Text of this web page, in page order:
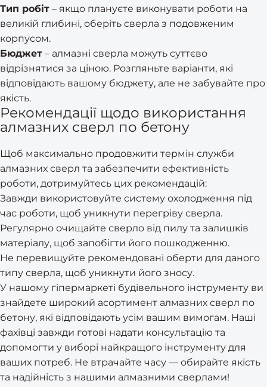
Тип робіт – якщо плануєте виконувати роботи на
великій глибині, оберіть сверла з подовженим
корпусом.
Бюджет – алмазні сверла можуть суттєво
відрізнятися за ціною. Розгляньте варіанти, які
відповідають вашому бюджету, але не забувайте про
якість.
Рекомендації щодо використання
алмазних сверл по бетону
Щоб максимально продовжити термін служби
алмазних сверл та забезпечити ефективність
роботи, дотримуйтесь цих рекомендацій:
Завжди використовуйте систему охолодження під
час роботи, щоб уникнути перегріву сверла.
Регулярно очищайте сверло від пилу та залишків
матеріалу, щоб запобігти його пошкодженню.
Не перевищуйте рекомендовані оберти для даного
типу сверла, щоб уникнути його зносу.
У нашому гіпермаркеті будівельного інструменту ви
знайдете широкий асортимент алмазних сверл по
бетону, які відповідають усім вашим вимогам. Наші
фахівці завжди готові надати консультацію та
допомогти у виборі найкращого інструменту для
ваших потреб. Не втрачайте часу — обирайте якість
та надійність з нашими алмазними сверлами!